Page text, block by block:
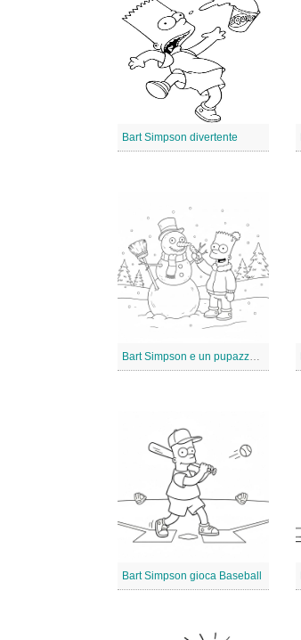
Bart Simpson divertente
Bart Simpson e un pupazzo di neve
Bart Simpson gioca Baseball